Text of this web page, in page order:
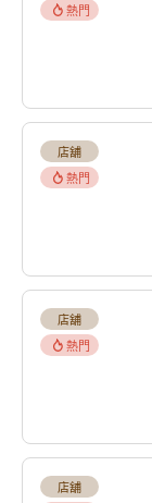
熱門
店舖
熱門
店舖
熱門
店舖